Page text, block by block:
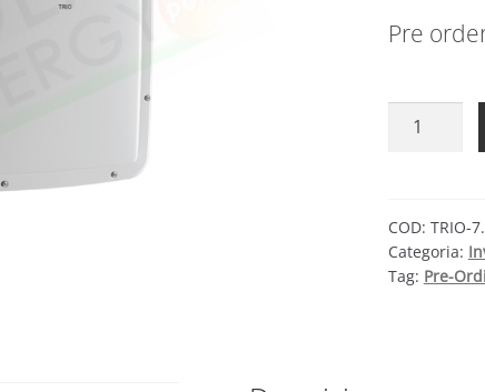
Pre
FIMER
OUTD-
S
–
COD: TRIO-
Categoria:
Tag: Pre-